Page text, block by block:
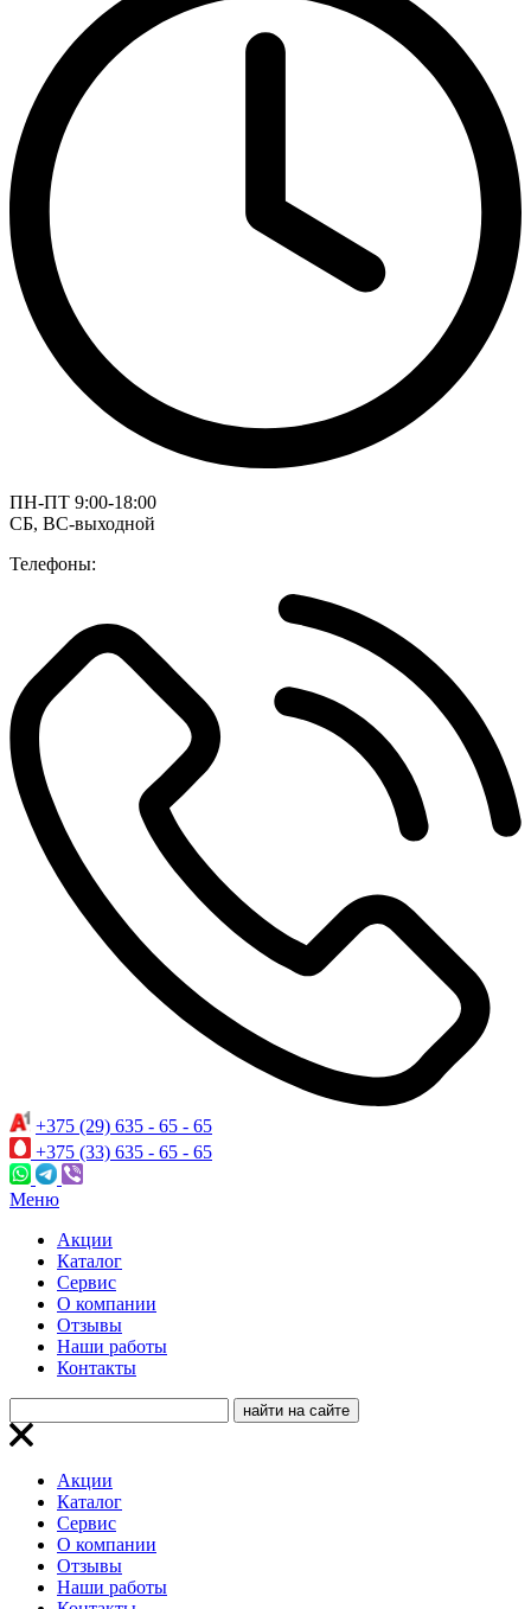
ПН-ПТ 9:00-18:00
СБ, ВС-выходной
Телефоны:
+375 (29) 635 - 65 - 65
+375 (33) 635 - 65 - 65
Меню
Акции
Каталог
Сервис
О компании
Отзывы
Наши работы
Контакты
Акции
Каталог
Сервис
О компании
Отзывы
Наши работы